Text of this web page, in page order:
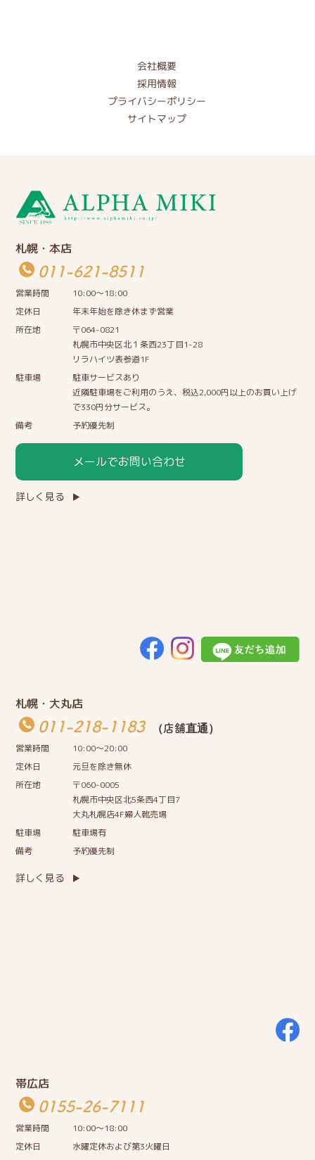
会社概要
採用情報
プライバシーポリシー
サイトマップ
札幌・本店
011-621-8511
営業時間
10:00〜18:00
定休日
年末年始を除き休まず営業
所在地
〒064-0821
札幌市中央区北１条西23丁目1-28
リラハイツ表参道1F
駐車場
駐車サービスあり
近隣駐車場をご利用のうえ、税込2,000円以上のお買い上げ
で330円分サービス。
備考
予約優先制
メールでお問い合わせ
詳しく見る
札幌・大丸店
011-218-1183
（店舗直通）
営業時間
10:00〜20:00
定休日
元旦を除き無休
所在地
〒060-0005
札幌市中央区北5条西4丁目7
大丸札幌店4F婦人靴売場
駐車場
駐車場有
備考
予約優先制
詳しく見る
帯広店
0155-26-7111
営業時間
10:00〜18:00
定休日
水曜定休および第3火曜日